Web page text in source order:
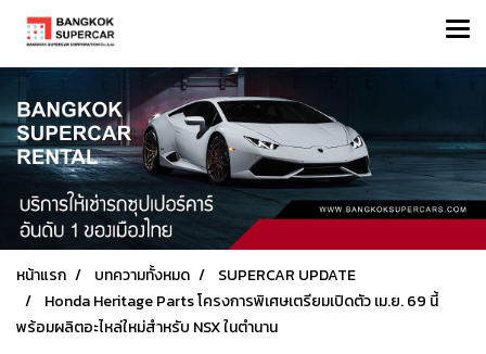
หน้าแรก บทความทั้งหมด
SUPERCAR UPDATE
Honda Heritage Parts โครงการพิเศษเตรียมเปิดตัว เม.ย. 69 นี้
พร้อมผลิตอะไหล่ใหม่สำหรับ NSX ในตำนาน